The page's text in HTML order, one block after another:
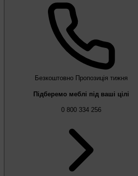
Безкоштовно Пропозиція тижня
Підберемо меблі під ваші цілі
0 800 334 256